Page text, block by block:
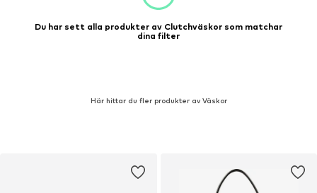
Du har sett alla produkter av Clutchväskor som matchar
dina filter
Här hittar du fler produkter av Väskor